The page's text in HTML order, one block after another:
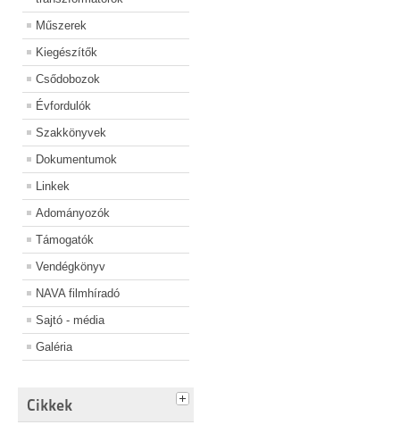
Műszerek
Kiegészítők
Csődobozok
Évfordulók
Szakkönyvek
Dokumentumok
Linkek
Adományozók
Támogatók
Vendégkönyv
NAVA filmhíradó
Sajtó - média
Galéria
Cikkek